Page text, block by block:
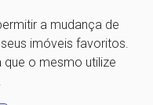
a mudança de
imóveis favoritos.
o mesmo utilize